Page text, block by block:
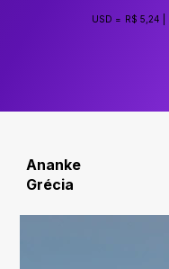
USD = R$ 5,24
Ananke
Grécia